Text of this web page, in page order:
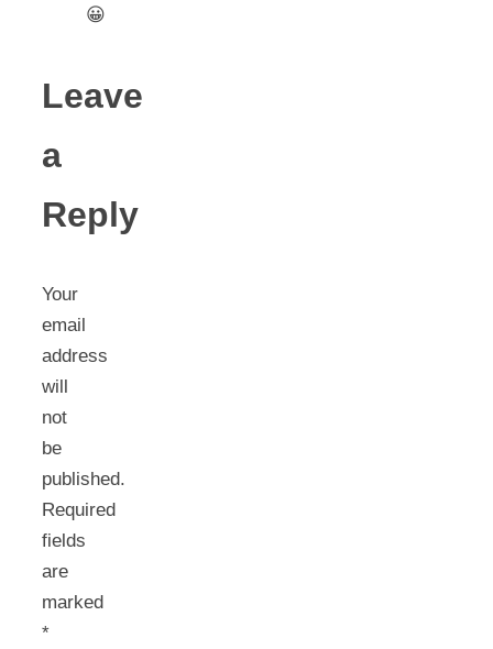
😀
Leave
a
Reply
Your
email
address
will
not
be
published.
Required
fields
are
marked
*